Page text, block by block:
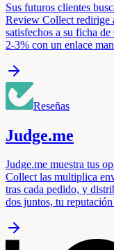
Sus futuros clientes
Review Collect redirige
satisfechos a su ficha
2-3% con un enlace
Reseñas
Judge.me
Judge.me muestra tus
Collect las multiplica
tras cada pedido, y
dos juntos, tu